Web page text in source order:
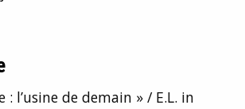
: l’usine de demain » / E.L. in